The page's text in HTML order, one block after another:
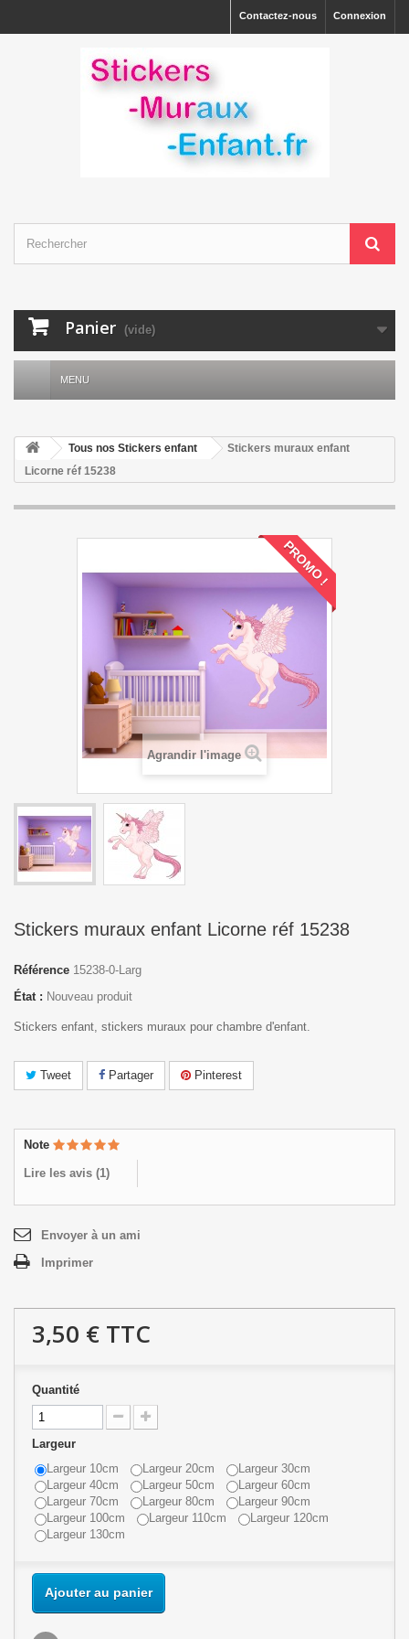
Connexion
Contactez-nous
Panier (vide)
MENU
Tous nos Stickers enfant
Stickers muraux enfant
Licorne réf 15238
PROMO !
Agrandir l'image
Stickers muraux enfant Licorne réf 15238
Référence 15238-0-Larg
État : Nouveau produit
Stickers enfant, stickers muraux pour chambre d'enfant.
Tweet Partager Pinterest
Note
Lire les avis (1)
Envoyer à un ami
Imprimer
3,50 € TTC
Quantité
Largeur
Largeur 10cm
Largeur 20cm
Largeur 30cm
Largeur 40cm
Largeur 50cm
Largeur 60cm
Largeur 70cm
Largeur 80cm
Largeur 90cm
Largeur 100cm
Largeur 110cm
Largeur 120cm
Largeur 130cm
Ajouter au panier